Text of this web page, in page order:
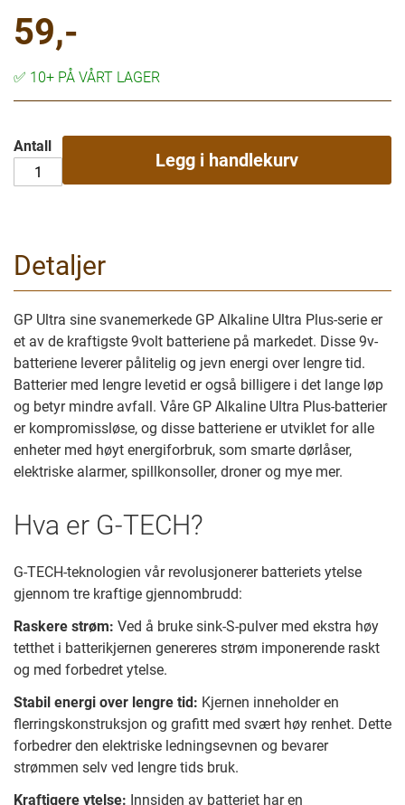
59,-
✅ 10+ PÅ VÅRT LAGER
Antall
Legg i handlekurv
Detaljer
GP Ultra sine svanemerkede GP Alkaline Ultra Plus-serie er
et av de kraftigste 9volt batteriene på markedet. Disse 9v-
batteriene leverer pålitelig og jevn energi over lengre tid.
Batterier med lengre levetid er også billigere i det lange løp
og betyr mindre avfall. Våre GP Alkaline Ultra Plus-batterier
er kompromissløse, og disse batteriene er utviklet for alle
enheter med høyt energiforbruk, som smarte dørlåser,
elektriske alarmer, spillkonsoller, droner og mye mer.
Hva er G-TECH?
G-TECH-teknologien vår revolusjonerer batteriets ytelse
gjennom tre kraftige gjennombrudd:
Raskere strøm: Ved å bruke sink-S-pulver med ekstra høy
tetthet i batterikjernen genereres strøm imponerende raskt
og med forbedret ytelse.
Stabil energi over lengre tid: Kjernen inneholder en
flerringskonstruksjon og grafitt med svært høy renhet. Dette
forbedrer den elektriske ledningsevnen og bevarer
strømmen selv ved lengre tids bruk.
Kraftigere ytelse: Innsiden av batteriet har en